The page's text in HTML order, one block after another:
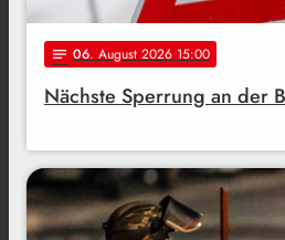
notes 06. August 2026 15:00
Nächste Sperrung an der